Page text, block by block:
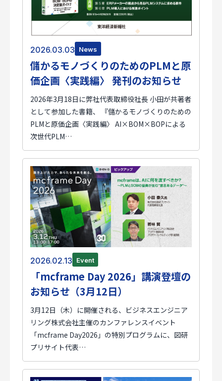
2026.03.03 News
儲かるモノづくりのためのPLMと原
価企画〈実践編〉 発刊のお知らせ
2026年3月18日に弊社代表取締役社長 小田が共著者
として参加した書籍、 『儲かるモノづくりのための
PLMと原価企画〈実践編〉 AI×BOM×BOPによる
次世代PLM…
2026.02.13 Event
「mcframe Day 2026」講演登壇の
お知らせ（3月12日）
3月12日（木）に開催される、ビジネスエンジニア
リング株式会社主催のカンファレンスイベント
「mcframe Day2026」の特別プログラムに、図研
プリサイト代表…